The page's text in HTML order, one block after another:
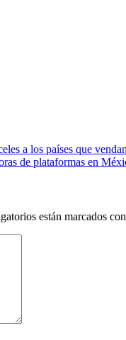
a los países que
de plataformas en
están marcados con